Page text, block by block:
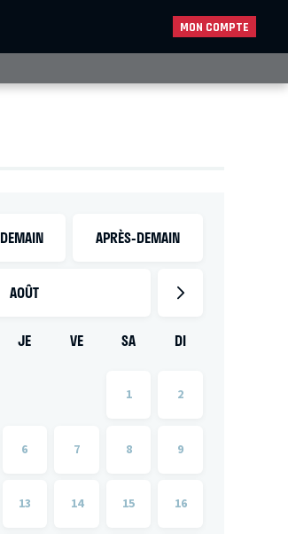
MON COMPTE
DEMAIN APRÈS-DEMAIN
AOÛT
JE VE SA DI
1 2
6 7 8 9
13 14 15 16